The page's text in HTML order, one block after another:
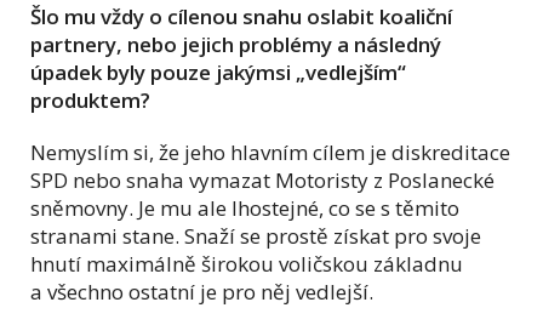
Šlo mu vždy o cílenou snahu oslabit koaliční
partnery, nebo jejich problémy a následný
úpadek byly pouze jakýmsi „vedlejším“
produktem?
Nemyslím si, že jeho hlavním cílem je diskreditace
SPD nebo snaha vymazat Motoristy z Poslanecké
sněmovny. Je mu ale lhostejné, co se s těmito
stranami stane. Snaží se prostě získat pro svoje
hnutí maximálně širokou voličskou základnu
a všechno ostatní je pro něj vedlejší.